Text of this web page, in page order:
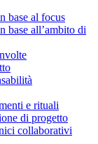
base al focus
base all’ambito di
e rituali
di progetto
collaborativi